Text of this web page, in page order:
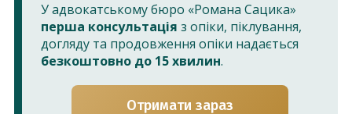
У адвокатському бюро «Романа Сацика»
перша консультація з опіки, піклування,
догляду та продовження опіки надається
безкоштовно до 15 хвилин.
Отримати зараз